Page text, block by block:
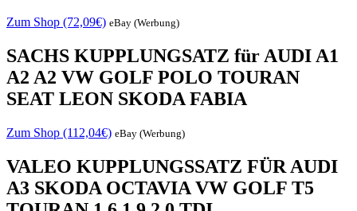
Zum Shop (72,09€) eBay (Werbung)
SACHS KUPPLUNGSATZ für AUDI A1
A2 A2 VW GOLF POLO TOURAN
SEAT LEON SKODA FABIA
Zum Shop (112,04€) eBay (Werbung)
VALEO KUPPLUNGSSATZ FÜR AUDI
A3 SKODA OCTAVIA VW GOLF T5